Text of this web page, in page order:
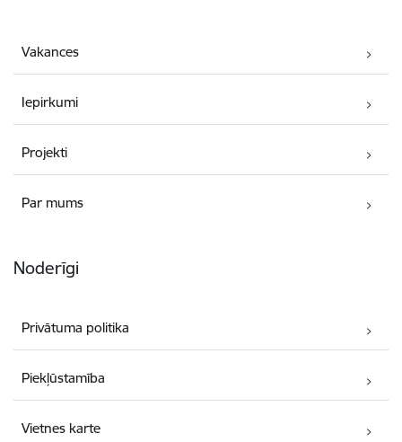
Vakances
Iepirkumi
Projekti
Par mums
Noderīgi
Privātuma politika
Piekļūstamība
Vietnes karte